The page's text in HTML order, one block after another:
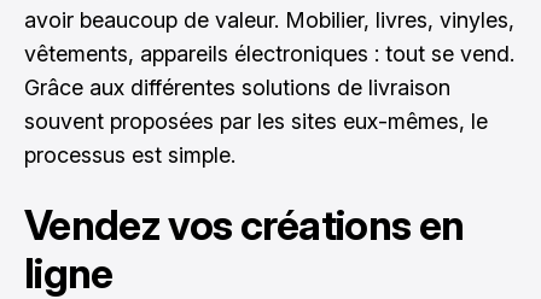
avoir beaucoup de valeur. Mobilier, livres, vinyles,
vêtements, appareils électroniques : tout se vend.
Grâce aux différentes solutions de livraison
souvent proposées par les sites eux-mêmes, le
processus est simple.
Vendez vos créations en
ligne